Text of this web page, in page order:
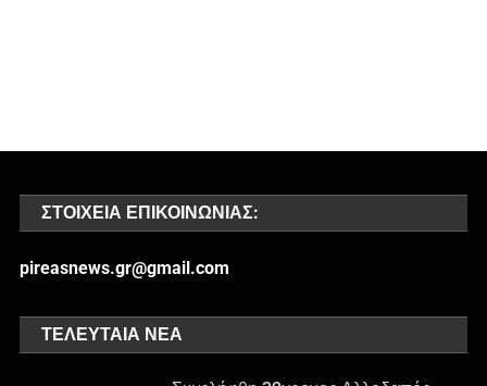
ΣΤΟΙΧΕΊΑ ΕΠΙΚΟΙΝΩΝΊΑΣ:
pireasnews.gr@gmail.com
ΤΕΛΕΥΤΑΊΑ ΝΈΑ